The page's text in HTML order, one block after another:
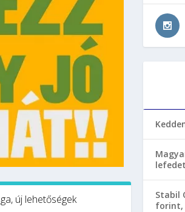
új lehetőségek
Stabil
forint,